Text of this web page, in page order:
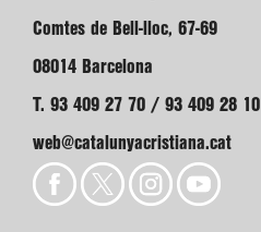
Comtes de Bell-lloc, 67-69
08014 Barcelona
T. 93 409 27 70 / 93 409 28 10
web@catalunyacristiana.cat